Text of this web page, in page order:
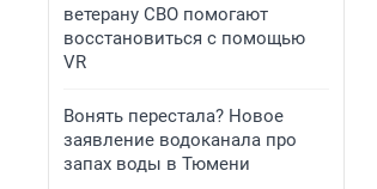
ветерану СВО помогают
восстановиться с помощью
VR
Вонять перестала? Новое
заявление водоканала про
запах воды в Тюмени